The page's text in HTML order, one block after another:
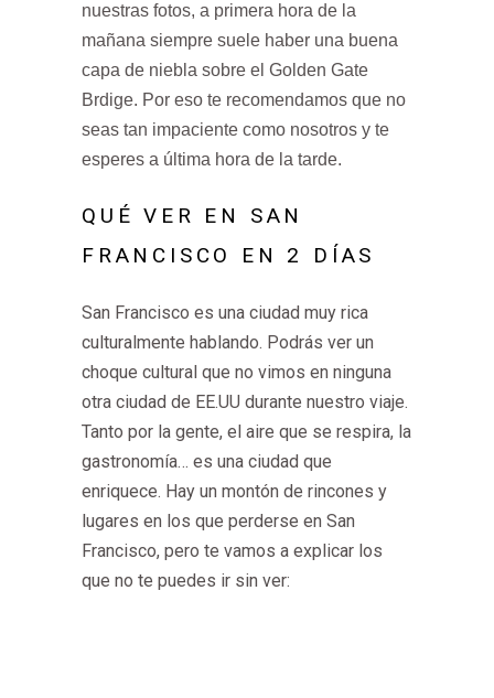
nuestras fotos, a primera hora de la
mañana siempre suele haber una buena
capa de niebla sobre el Golden Gate
Brdige. Por eso te recomendamos que no
seas tan impaciente como nosotros y te
esperes a última hora de la tarde.
QUÉ VER EN SAN
FRANCISCO EN 2 DÍAS
San Francisco es una ciudad muy rica
culturalmente hablando. Podrás ver un
choque cultural que no vimos en ninguna
otra ciudad de EE.UU durante nuestro viaje.
Tanto por la gente, el aire que se respira, la
gastronomía… es una ciudad que
enriquece. Hay un montón de rincones y
lugares en los que perderse en San
Francisco, pero te vamos a explicar los
que no te puedes ir sin ver: